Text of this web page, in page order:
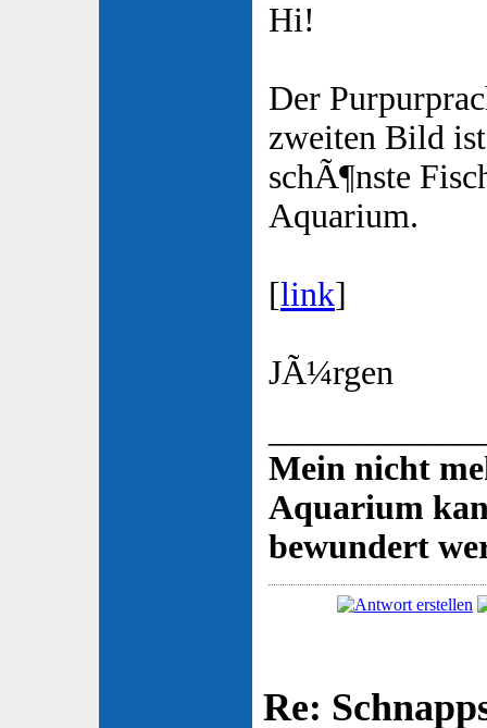
Hi!
Der
zweiten Bild
schÃ¶nste
Aquarium.
[link]
JÃ¼rgen
Mein nicht
Aquarium
bewundert
Re: